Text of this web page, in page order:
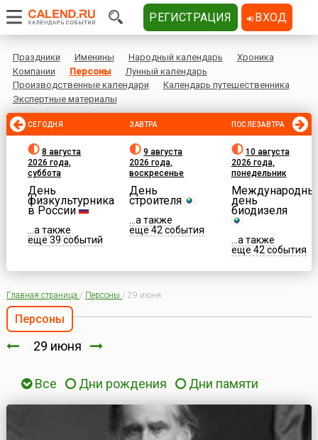
Праздники Именины Народный календарь
Хроника
Компании
Персоны
Лунный календарь
Производственные календари
Календарь путешественника
Экспертные материалы
СЕГОДНЯ
8 августа
2026 года,
суббота
День
физкультурника
в России
...а также
еще 39 событий
ЗАВТРА
9 августа
2026 года,
воскресенье
День
строителя
...а также
еще 42 события
ПОСЛЕЗАВТРА
10 августа
2026 года,
понедельник
день
биодизеля
...а также
еще 42 события
Главная страница / Персоны / 29 июня
Персоны
29 июня
Все Дни рождения Дни памяти
РЕГИСТРАЦИЯ ВХОД